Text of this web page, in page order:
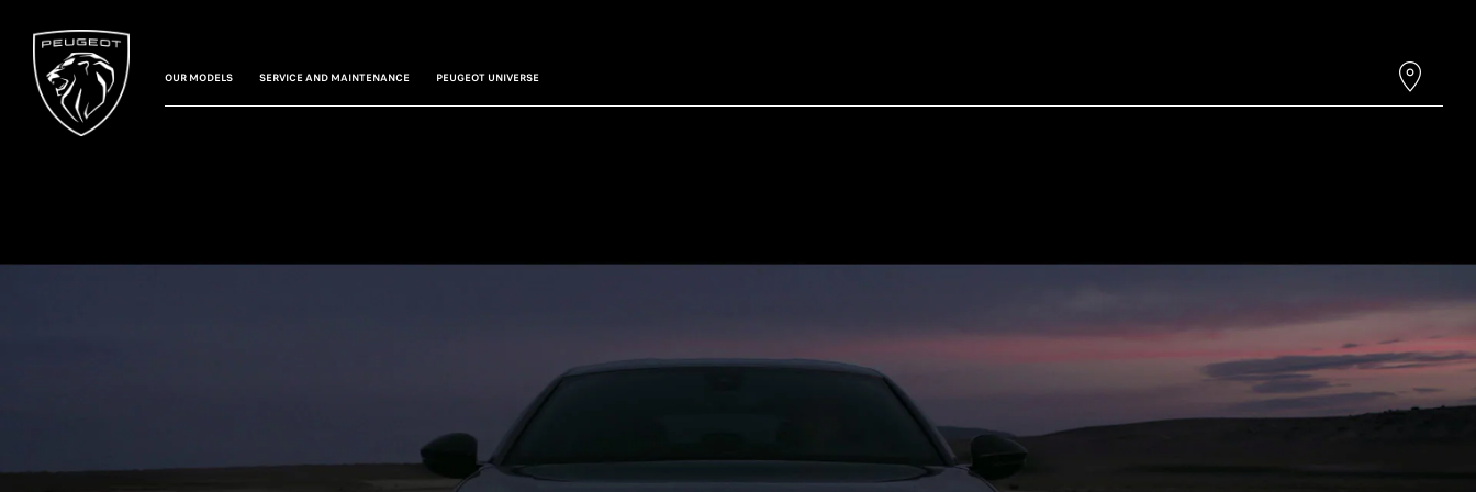
OUR MODELS SERVICE AND MAINTENANCE PEUGEOT UNIVERSE